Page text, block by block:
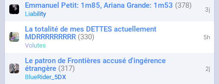
Emmanuel Petit: 1m85, Ariana Grande: 1m53 378
Liability
3j
La totalité de mes DETTES actuellement
MDRRRRRRRRR 330
Volutes
5h
Le patron de Frontières accusé d'ingérence
étrangère 317
BlueRider_5DX
2j